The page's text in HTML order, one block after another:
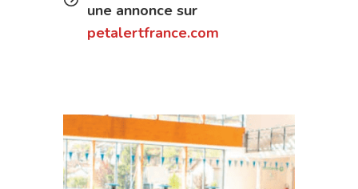
une annonce sur
petalertfrance.com